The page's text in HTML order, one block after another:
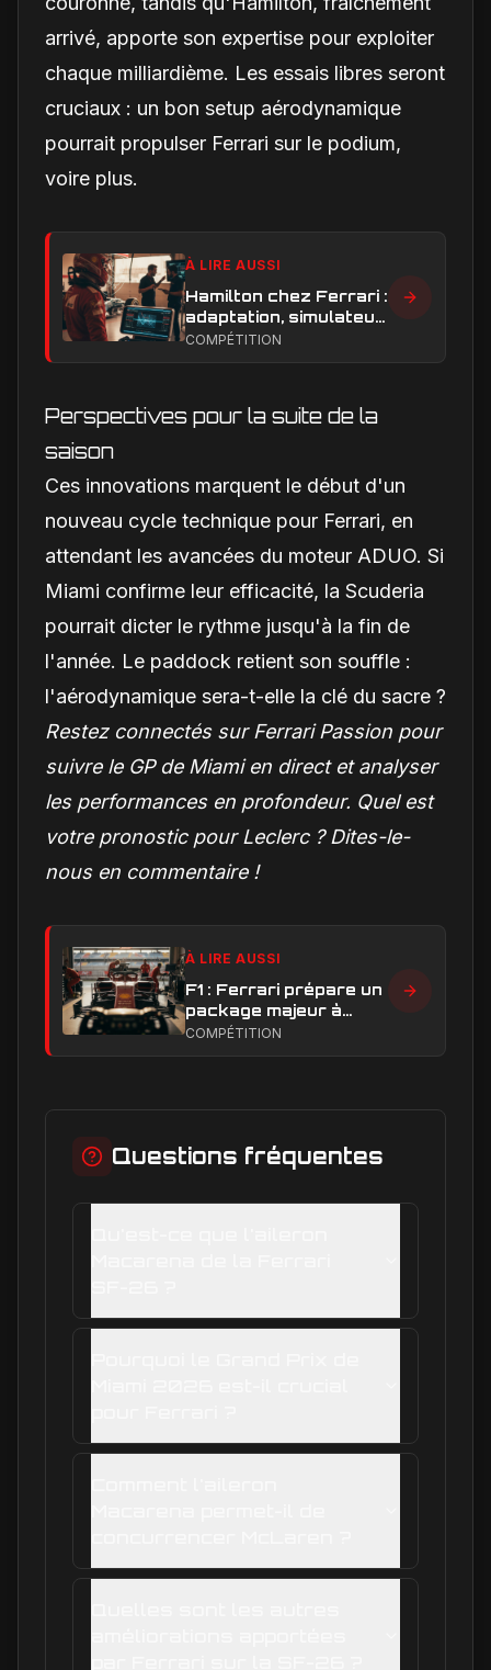
arrivé, apporte son expertise pour exploiter
chaque milliardième. Les essais libres seront
cruciaux : un bon setup aérodynamique
pourrait propulser Ferrari sur le podium,
voire plus.
À LIRE AUSSI
Hamilton chez Ferrari :
adaptation, simulateur
et critiques, ce qui
COMPÉTITION
Perspectives pour la suite de la
saison
Ces innovations marquent le début d'un
nouveau cycle technique pour Ferrari, en
attendant les avancées du moteur ADUO. Si
Miami confirme leur efficacité, la Scuderia
pourrait dicter le rythme jusqu'à la fin de
l'année. Le paddock retient son souffle :
l'aérodynamique sera-t-elle la clé du sacre ?
Restez connectés sur Ferrari Passion pour
suivre le GP de Miami en direct et analyser
les performances en profondeur. Quel est
votre pronostic pour Leclerc ? Dites-le-
nous en commentaire !
À LIRE AUSSI
F1 : Ferrari prépare un
package majeur à
Barcelone, un test
COMPÉTITION
Questions fréquentes